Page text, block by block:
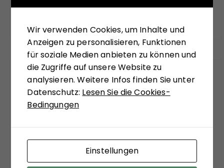
PODCAST
So Zu Sagen – Unsere Gedanken hören!
Wir verwenden Cookies, um Inhalte und
Anzeigen zu personalisieren, Funktionen
für soziale Medien anbieten zu können und
die Zugriffe auf unsere Website zu
analysieren. Weitere Infos finden Sie unter
Datenschutz: Lesen Sie die Cookies-
Bedingungen
Einstellungen